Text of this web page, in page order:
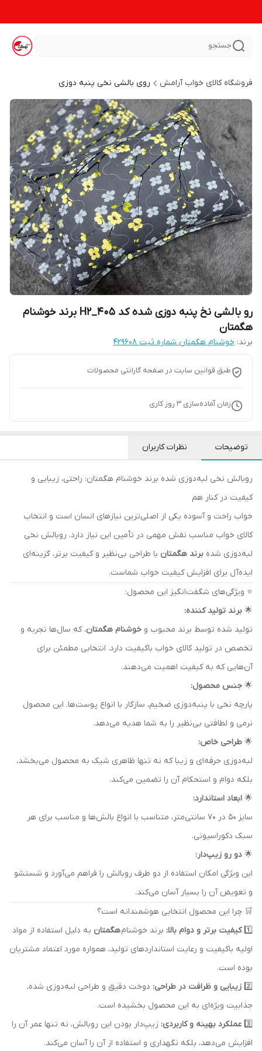
جستجو
فروشگاه کالای خواب آرامش روی بالشی نخی پنبه دوزی
رو بالشی نخ پنبه دوزی شده کد H2_405 برند خوشنام
هگمتان
برند: خوشنام هگمتان شماره ثبت ۴۲۹۶۰۸
طبق قوانین سایت در صفحه گارانتی محصولات
زمان آماده‌سازی 3 روز کاری
توضیحات نظرات کاربران
روبالش نخی لبه‌دوزی شده برند خوشنام هگمتان: راحتی، زیبایی و
کیفیت در کنار هم
خواب راحت و آسوده یکی از اصلی‌ترین نیازهای انسان است و انتخاب
کالای خواب مناسب نقش مهمی در تأمین این نیاز دارد. روبالش نخی
لبه‌دوزی شده برند هگمتان با طراحی بی‌نظیر و کیفیت برتر، گزینه‌ای
ایده‌آل برای افزایش کیفیت خواب شماست.
⭐ ویژگی‌های شگفت‌انگیز این محصول:
🌟 برند تولید کننده:
تولید شده توسط برند محبوب و خوشنام هگمتان، که سال‌ها تجربه و
تخصص در تولید کالای خواب باکیفیت دارد. انتخابی مطمئن برای
آن‌هایی که به کیفیت اهمیت می‌دهند.
🌟 جنس محصول:
پارچه نخی با پنبه‌دوزی ضخیم، سازگار با انواع پوست‌ها. این محصول
نرمی و لطافتی بی‌نظیر را به شما هدیه می‌دهد.
🌟 طراحی خاص:
لبه‌دوزی حرفه‌ای و زیبا که نه تنها ظاهری شیک به محصول می‌بخشد،
بلکه دوام و استحکام آن را تضمین می‌کند.
🌟 ابعاد استاندارد:
سایز 50 در 70 سانتی‌متر، متناسب با انواع بالش‌ها و مناسب برای هر
سبک دکوراسیونی.
🌟 دو رو زیپ‌دار:
این ویژگی امکان استفاده از دو طرف روبالش را فراهم می‌آورد و شستشو
و تعویض آن را بسیار آسان می‌کند.
🛒 چرا این محصول انتخابی هوشمندانه است؟
1️⃣ کیفیت برتر و دوام بالا: برند خوشنامهگمتان به دلیل استفاده از مواد
اولیه باکیفیت و رعایت استانداردهای تولید، همواره مورد اعتماد مشتریان
بوده است.
2️⃣ زیبایی و ظرافت در طراحی: دوخت دقیق و طراحی لبه‌دوزی شده،
جذابیت ویژه‌ای به این محصول بخشیده است.
3️⃣ عملکرد بهینه و کاربردی: زیپ‌دار بودن این روبالش، نه تنها عمر آن را
افزایش می‌دهد، بلکه نگهداری و استفاده از آن را آسان می‌کند.